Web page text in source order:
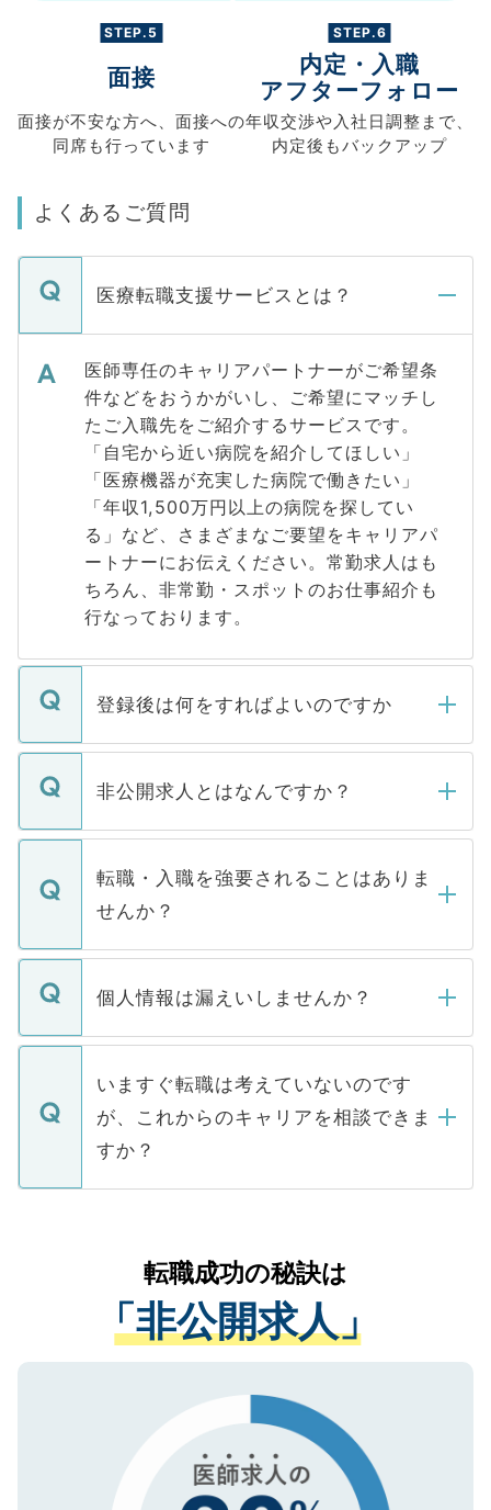
STEP.5
面接
面接が不安な方へ、 面接への
同席も行っています
STEP.6
内定・入職
アフターフォロー
年収交渉や入社日調整まで、
内定後もバックアップ
よくあるご質問
医療転職支援サービスとは？
医師専任のキャリアパートナーがご希望条
件などをおうかがいし、ご希望にマッチし
たご入職先をご紹介するサービスです。
「自宅から近い病院を紹介してほしい」
「医療機器が充実した病院で働きたい」
「年収1,500万円以上の病院を探してい
る」など、さまざまなご要望をキャリアパ
ートナーにお伝えください。常勤求人はも
ちろん、非常勤・スポットのお仕事紹介も
行なっております。
登録後は何をすればよいのですか
ご登録いただきましたら、弊社担当者がご
登録内容を確認し、その後メールもしくは
ます。通常、5営業日以内にはご連絡をせて
いただきますので、しばらくお待ちくださ
い。
非公開求人とはなんですか？
マイナビDOCTORで取り扱っている求人の
うち約3割は、Webサイトからご覧いただ
けない「非公開求人」です。非公開求人は
下記の理由によって、一般には公開してい
ません。
■応募殺到を避けるため 人気のある医療機
関を公にしてしまうと、応募が殺到する場
に、医療機関が求める条件に合った人材の
みを人材紹介会社に依頼するケースが増え
ています。
転職・入職を強要されることはありま
せんか？
転職・入職を強要することは一切ありませ
ん。また、仮に応募先から内定をいただい
定を承諾する必要はありません。内定先へ
の辞退の連絡はキャリアパートナーが行い
ますので、ご安心ください。
個人情報は漏えいしませんか？
個人情報が漏えいすることはありませんの
で、ご安心ください。当サイトからの登録
などで収集したご登録者様の個人情報は、
ご本人のキャリアアップおよび転職活動の
支援を目的に使用いたします。お預かりし
ているすべての個人データはご本人の許可
は、個人情報の取り扱いについての厳密な
管理基準を満たした事業者のみに付与され
る、プライバシーマークを取得済みです。
ご登録いただいた個人情報は、SSL（デー
で、機密保持に関してもご安心ください。
いますぐ転職は考えていないのです
が、これからのキャリアを相談できま
すか？
かがいして、現在の医療機関の状況や紹介
経験をまじえながら、適切なアドバイスを
させていただきます。すぐにご転職をされ
ない方には、長期的なサポートが可能です
ので、まずはご登録ください。
転職成功の秘訣は
「非公開求人」